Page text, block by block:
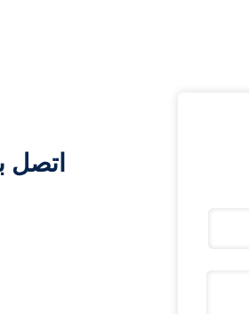
اتصل